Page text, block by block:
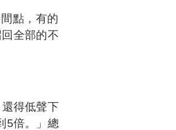
點，有的
全部的不
得低聲下
5倍。」總